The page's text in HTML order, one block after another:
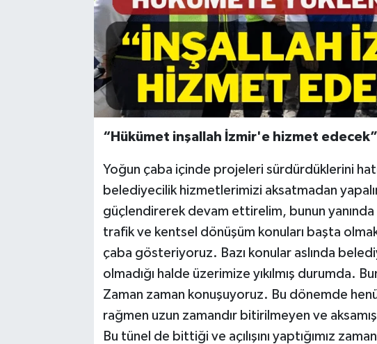
“Hükümet inşallah İzmir'e hizmet edecek”
Yoğun çaba içinde projeleri sürdürdüklerini
belediyecilik hizmetlerimizi aksatmadan
güçlendirerek devam ettirelim, bunun yanında
trafik ve kentsel dönüşüm konuları başta
çaba gösteriyoruz. Bazı konular aslında
olmadığı halde üzerimize yıkılmış durumda.
Zaman zaman konuşuyoruz. Bu dönemde
rağmen uzun zamandır bitirilmeyen ve
Bu tünel de bittiği ve açılışını yaptığımız